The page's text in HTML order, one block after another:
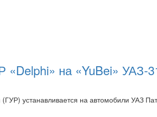
на «YuBei» УАЗ-
устанавливается на автомобили УАЗ